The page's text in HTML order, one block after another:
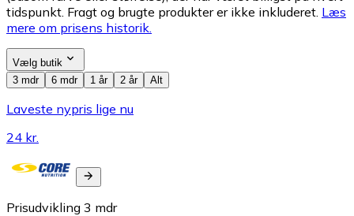
tidspunkt. Fragt og brugte produkter er ikke inkluderet. Læs
mere om prisens historik.
Vælg butik
3 mdr
6 mdr 1 år 2 år Alt
Laveste nypris lige nu
24 kr.
Prisudvikling 3 mdr